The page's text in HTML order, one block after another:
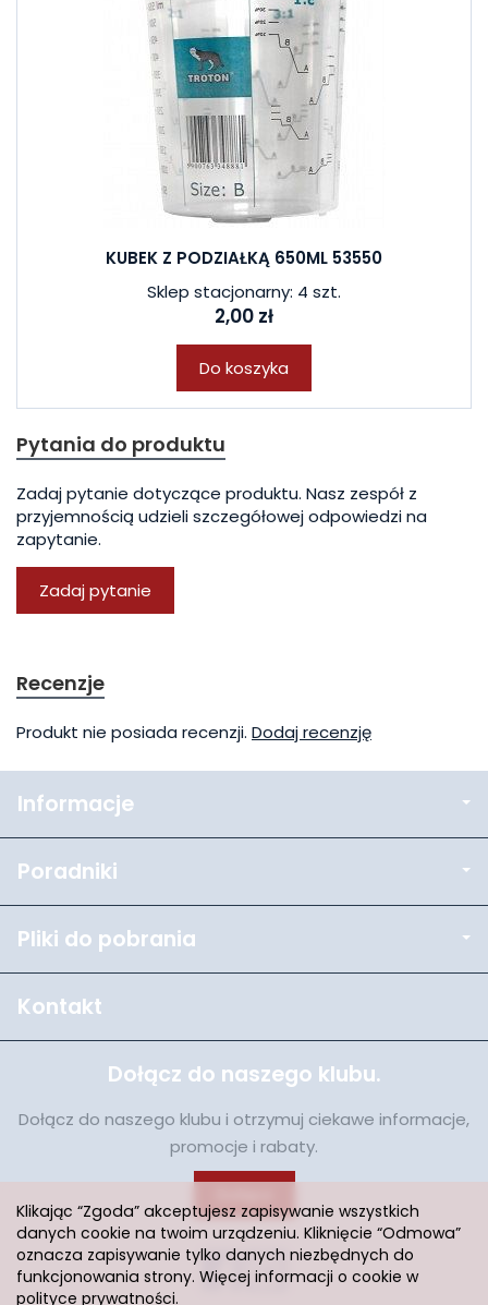
KUBEK Z PODZIAŁKĄ 650ML 53550
Sklep stacjonarny: 4 szt.
2,00 zł
Do koszyka
Pytania do produktu
Zadaj pytanie dotyczące produktu. Nasz zespół z
przyjemnością udzieli szczegółowej odpowiedzi na
zapytanie.
Zadaj pytanie
Recenzje
Produkt nie posiada recenzji. Dodaj recenzję
Informacje
Poradniki
Pliki do pobrania
Kontakt
Dołącz do naszego klubu.
Dołącz do naszego klubu i otrzymuj ciekawe informacje,
promocje i rabaty.
Klikając “Zgoda” akceptujesz zapisywanie wszystkich
danych cookie na twoim urządzeniu. Kliknięcie “Odmowa”
oznacza zapisywanie tylko danych niezbędnych do
funkcjonowania strony. Więcej informacji o cookie w
polityce prywatności.